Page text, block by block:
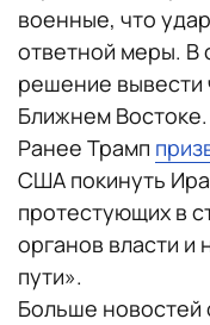
военные, что
ответной меры. В
решение вывести
Ближнем Востоке.
Ранее Трамп
США покинуть
протестующих в
органов власти и
пути».
Больше новостей